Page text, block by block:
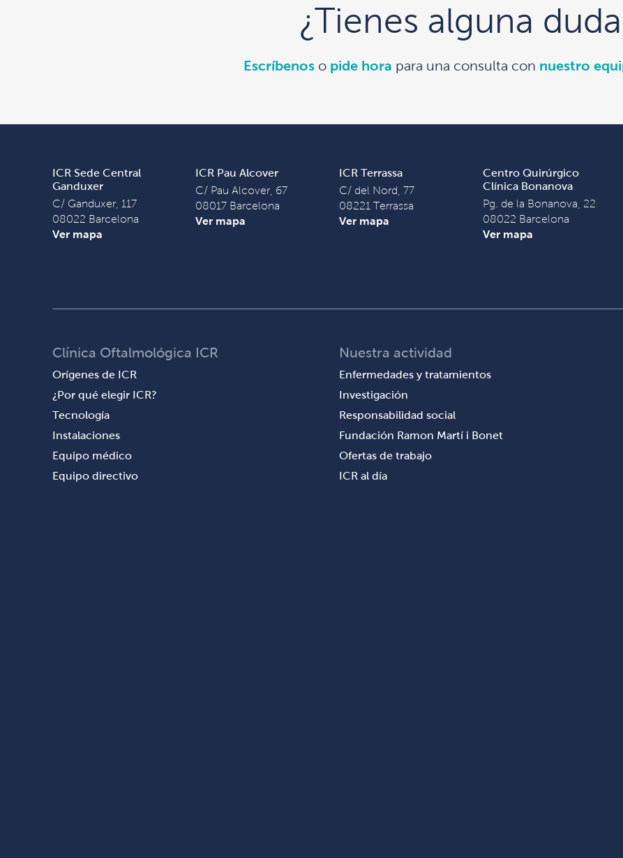
¿Tienes alguna
Escríbenoso pide hora para una consulta con nuestro
ICR Sede Central
Ganduxer
C/ Ganduxer, 117
08022 Barcelona
Ver mapa
ICR Pau Alcover
C/ Pau Alcover, 67
08017 Barcelona
Ver mapa
ICR Terrassa
C/ del Nord, 77
08221 Terrassa
Ver mapa
Centro Quirúrgico
Clínica Bonanova
Pg. de la Bonanova, 22
08022 Barcelona
Ver mapa
Clínica Oftalmológica ICR
Orígenes de ICR
¿Por qué elegir ICR?
Tecnología
Instalaciones
Equipo médico
Equipo directivo
Nuestra actividad
Enfermedades y tratamientos
Investigación
Responsabilidad social
Fundación Ramon Martí i Bonet
Ofertas de trabajo
ICR al día